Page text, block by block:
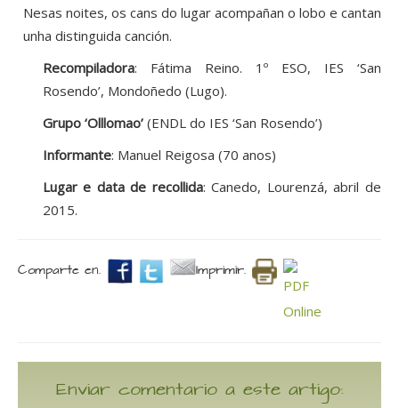
Nesas noites, os cans do lugar acompañan o lobo e cantan
unha distinguida canción.
Recompiladora: Fátima Reino. 1º ESO, IES ‘San
Rosendo’, Mondoñedo (Lugo).
Grupo ‘Olllomao’ (ENDL do IES ‘San Rosendo’)
Informante: Manuel Reigosa (70 anos)
Lugar e data de recollida: Canedo, Lourenzá, abril de
2015.
Comparte en. Imprimir.
Enviar comentario a este artigo: